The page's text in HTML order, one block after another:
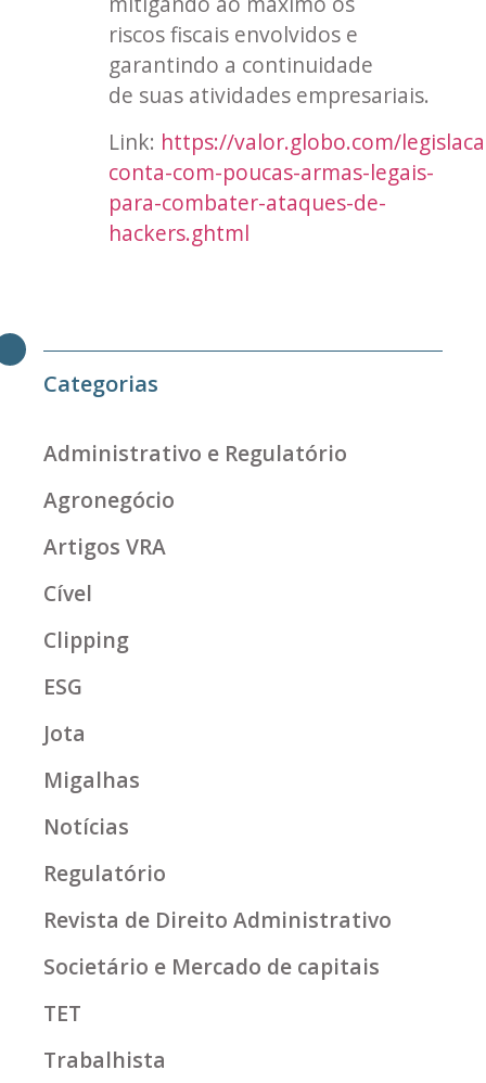
riscos fiscais envolvidos e
garantindo a continuidade
de suas atividades empresariais.
Link: https://valor.globo.com/
conta-com-poucas-armas-legais-
para-combater-ataques-de-
hackers.ghtml
Categorias
Administrativo e Regulatório
Agronegócio
Artigos VRA
Cível
Clipping
ESG
Jota
Migalhas
Notícias
Regulatório
Revista de Direito Administrativo
Societário e Mercado de capitais
TET
Trabalhista